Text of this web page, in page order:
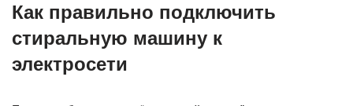
Как правильно подключить
стиральную машину к
электросети